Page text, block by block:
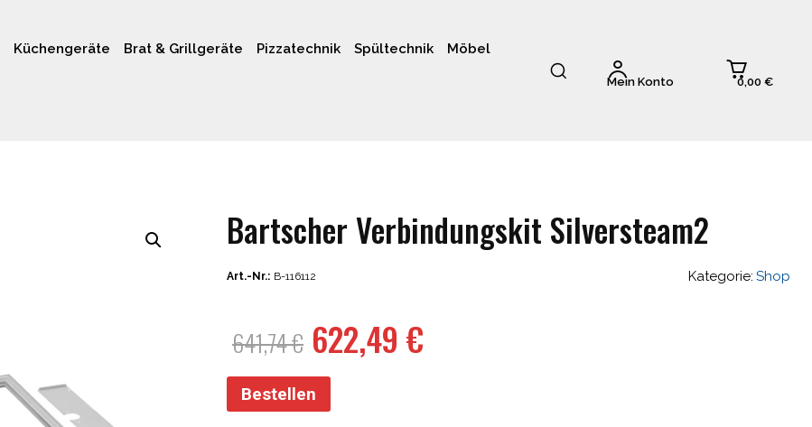
Küchengeräte Brat & Grillgeräte Pizzatechnik Spültechnik Möbel
Mein Konto 0,00 €
Bartscher Verbindungskit Silversteam2
Art.-Nr.: B-116112 Kategorie: Shop
641,74€ Ursprünglicher
Preis
war:
622,49 €
Bestellen